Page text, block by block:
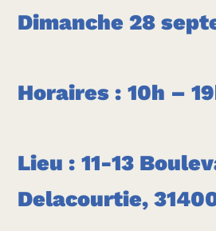
Dimanche 28
Horaires : 10h –
Lieu : 11-13
Delacourtie,